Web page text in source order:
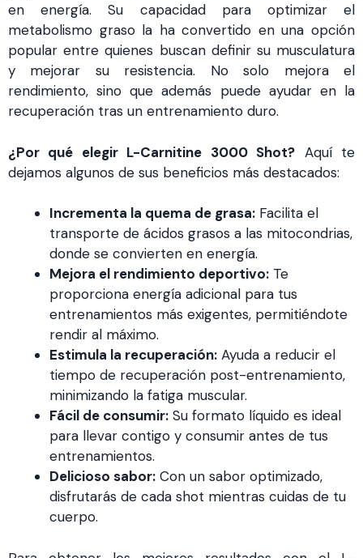
en energía. Su capacidad para optimizar el
metabolismo graso la ha convertido en una opción
popular entre quienes buscan definir su musculatura
y mejorar su resistencia. No solo mejora el
rendimiento, sino que además puede ayudar en la
recuperación tras un entrenamiento duro.
¿Por qué elegir L-Carnitine 3000 Shot? Aquí te
dejamos algunos de sus beneficios más destacados:
Incrementa la quema de grasa: Facilita el
transporte de ácidos grasos a las mitocondrias,
donde se convierten en energía.
Mejora el rendimiento deportivo: Te
proporciona energía adicional para tus
entrenamientos más exigentes, permitiéndote
rendir al máximo.
Estimula la recuperación: Ayuda a reducir el
tiempo de recuperación post-entrenamiento,
minimizando la fatiga muscular.
Fácil de consumir: Su formato líquido es ideal
para llevar contigo y consumir antes de tus
entrenamientos.
Delicioso sabor: Con un sabor optimizado,
disfrutarás de cada shot mientras cuidas de tu
cuerpo.